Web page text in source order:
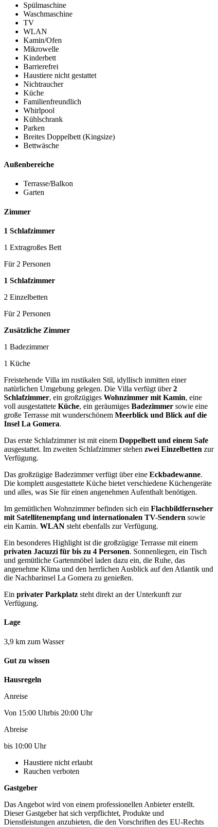
Spülmaschine
Waschmaschine
TV
WLAN
Kamin/Ofen
Mikrowelle
Kinderbett
Barrierefrei
Haustiere nicht gestattet
Nichtraucher
Küche
Familienfreundlich
Whirlpool
Kühlschrank
Parken
Breites Doppelbett (Kingsize)
Bettwäsche
Außenbereiche
Terrasse/Balkon
Garten
Zimmer
1 Schlafzimmer
1 Extragroßes Bett
Für 2 Personen
1 Schlafzimmer
2 Einzelbetten
Für 2 Personen
Zusätzliche Zimmer
1 Badezimmer
1 Küche
Freistehende Villa im rustikalen Stil, idyllisch inmitten einer
natürlichen Umgebung gelegen. Die Villa verfügt über2
Schlafzimmer, ein großzügiges Wohnzimmer mit Kamin, eine
voll ausgestattete Küche, ein geräumiges Badezimmer sowie eine
große Terrasse mit wunderschönem Meerblick und Blick auf die
Insel La Gomera.
Das erste Schlafzimmer ist mit einem Doppelbett und einem Safe
ausgestattet. Im zweiten Schlafzimmer stehen zwei Einzelbetten zur
Verfügung.
Das großzügige Badezimmer verfügt über eine Eckbadewanne.
Die komplett ausgestattete Küche bietet verschiedene Küchengeräte
und alles, was Sie für einen angenehmen Aufenthalt benötigen.
Im gemütlichen Wohnzimmer befinden sich ein Flachbildfernseher
mit Satellitenempfang und internationalen TV-Sendern sowie
ein Kamin. WLAN steht ebenfalls zur Verfügung.
Ein besonderes Highlight ist die großzügige Terrasse mit einem
privaten Jacuzzi für bis zu 4 Personen. Sonnenliegen, ein Tisch
und gemütliche Gartenmöbel laden dazu ein, die Ruhe, das
angenehme Klima und den herrlichen Ausblick auf den Atlantik und
die Nachbarinsel La Gomera zu genießen.
Ein privater Parkplatz steht direkt an der Unterkunft zur
Verfügung.
Lage
3,9 km zum Wasser
Gut zu wissen
Hausregeln
Anreise
Von 15:00 Uhrbis 20:00 Uhr
Abreise
bis 10:00 Uhr
Haustiere nicht erlaubt
Rauchen verboten
Gastgeber
Das Angebot wird von einem professionellen Anbieter erstellt.
Dieser Gastgeber hat sich verpflichtet, Produkte und
Dienstleistungen anzubieten, die den Vorschriften des EU-Rechts